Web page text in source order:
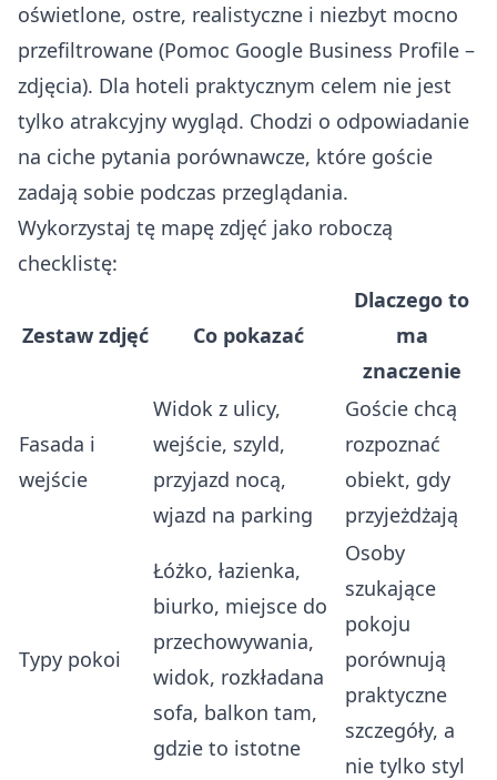
oświetlone, ostre, realistyczne i niezbyt mocno
przefiltrowane (Pomoc Google Business Profile –
zdjęcia). Dla hoteli praktycznym celem nie jest
tylko atrakcyjny wygląd. Chodzi o odpowiadanie
na ciche pytania porównawcze, które goście
zadają sobie podczas przeglądania.
Wykorzystaj tę mapę zdjęć jako roboczą
checklistę:
Zestaw zdjęć Co pokazać
Dlaczego to
ma
znaczenie
Fasada i
wejście
Widok z ulicy,
wejście, szyld,
przyjazd nocą,
wjazd na parking
Goście chcą
rozpoznać
obiekt, gdy
przyjeżdżają
Typy pokoi
Łóżko, łazienka,
biurko, miejsce do
przechowywania,
widok, rozkładana
sofa, balkon tam,
gdzie to istotne
Osoby
szukające
pokoju
porównują
praktyczne
szczegóły, a
nie tylko styl